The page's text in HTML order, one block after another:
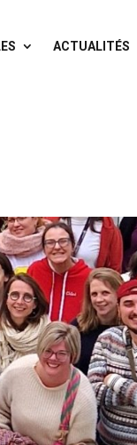
ACTUALITÉS